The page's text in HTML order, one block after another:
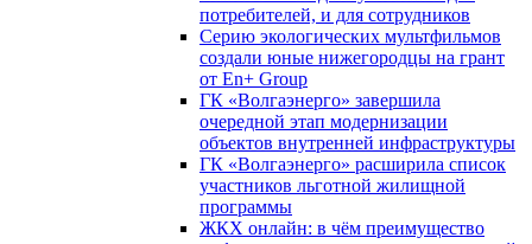
потребителей, и для сотрудников
Серию экологических мультфильмов
создали юные нижегородцы на грант
от En+ Group
ГК «Волгаэнерго» завершила
очередной этап модернизации
объектов внутренней инфраструктуры
ГК «Волгаэнерго» расширила список
участников льготной жилищной
программы
ЖКХ онлайн: в чём преимущество